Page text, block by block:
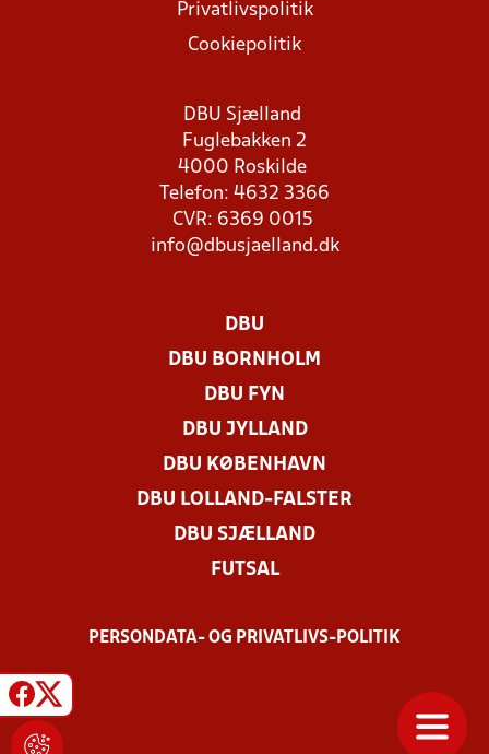
Privatlivspolitik
Cookiepolitik
DBU Sjælland
Fuglebakken 2
4000 Roskilde
Telefon: 4632 3366
CVR: 6369 0015
info@dbusjaelland.dk
DBU
DBU BORNHOLM
DBU FYN
DBU JYLLAND
DBU KØBENHAVN
DBU LOLLAND-FALSTER
DBU SJÆLLAND
FUTSAL
PERSONDATA- OG PRIVATLIVS-POLITIK